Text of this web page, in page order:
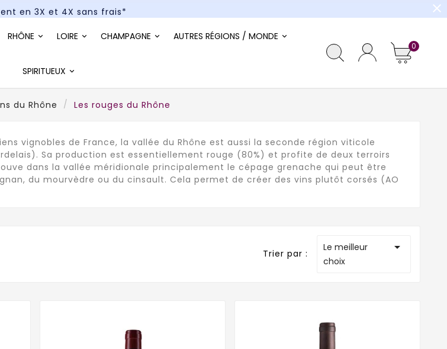
en 3X et 4X sans frais*
close
RHÔNE LOIRE CHAMPAGNE AUTRES RÉGIONS / MONDE
SPIRITUEUX
0
du Rhône Les rouges du Rhône
vignobles de France, la vallée du Rhône est aussi la seconde région viticole
Sa production est essentiellement rouge (80%) et profite de deux terroirs
dans la vallée méridionale principalement le cépage grenache qui peut être
du mourvèdre ou du cinsault. Cela permet de créer des vins plutôt corsés (AO
Trier par :
Le meilleur
choix
